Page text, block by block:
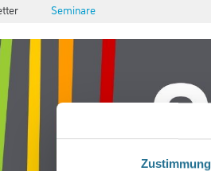
Zustimmung
Seminare